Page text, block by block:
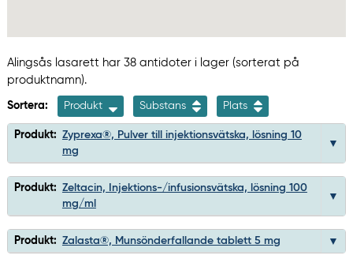
Alingsås lasarett har 38 antidoter i lager (sorterat på
produktnamn).
Sortera: Produkt Substans Plats
Produkt: Zyprexa®, Pulver till injektionsvätska, lösning 10
mg
Produkt: Zeltacin, Injektions-/infusionsvätska, lösning 100
mg/ml
Produkt: Zalasta®, Munsönderfallande tablett 5 mg